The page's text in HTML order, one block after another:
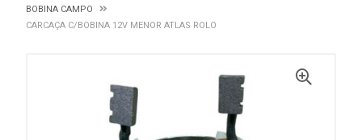
BOBINA CAMPO
CARCAÇA C/BOBINA 12V MENOR ATLAS ROLO